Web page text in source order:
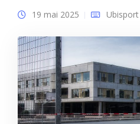
19 mai 2025 Ubisport